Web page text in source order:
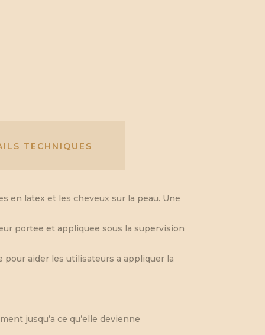
TECHNIQUES
en latex et les cheveux sur la peau. Une
portee et appliquee sous la supervision
aider les utilisateurs a appliquer la
jusqu’a ce qu’elle devienne